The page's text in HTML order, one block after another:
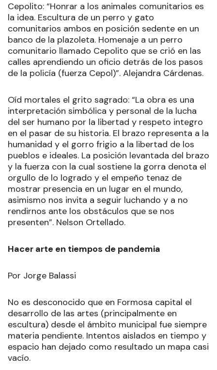
Cepolito: “Honrar a los animales comunitarios es
la idea. Escultura de un perro y gato
comunitarios ambos en posición sedente en un
banco de la plazoleta. Homenaje a un perro
comunitario llamado Cepolito que se crió en las
calles aprendiendo un oficio detrás de los pasos
de la policía (fuerza Cepol)”. Alejandra Cárdenas.
Oíd mortales el grito sagrado: “La obra es una
interpretación simbólica y personal de la lucha
del ser humano por la libertad y respeto integro
en el pasar de su historia. El brazo representa a la
humanidad y el gorro frigio a la libertad de los
pueblos e ideales. La posición levantada del brazo
y la fuerza con la cual sostiene la gorra denota el
orgullo de lo logrado y el empeño tenaz de
mostrar presencia en un lugar en el mundo,
asimismo nos invita a seguir luchando y a no
rendirnos ante los obstáculos que se nos
presenten”. Nelson Ortellado.
Hacer arte en tiempos de pandemia
Por Jorge Balassi
No es desconocido que en Formosa capital el
desarrollo de las artes (principalmente en
escultura) desde el ámbito municipal fue siempre
materia pendiente. Intentos aislados en tiempo y
espacio han dejado como resultado un mapa casi
vacío.